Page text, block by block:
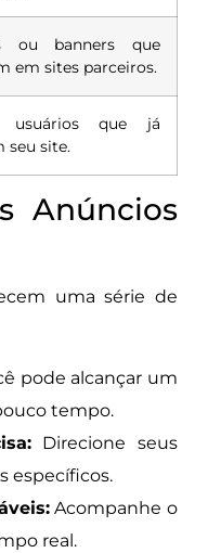
ou banners que
em sites parceiros.
usuários que já
seu site.
Anúncios
uma série de
pode alcançar um
tempo.
Direcione seus
específicos.
Acompanhe o
real.